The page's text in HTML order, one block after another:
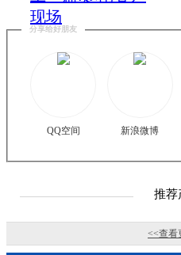
现场
分享给好朋友
QQ空间 新浪微博
推荐
<<查看